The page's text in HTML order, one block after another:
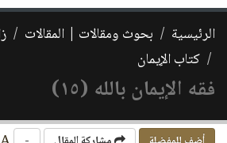
الرئيسية بحوث ومقالات | المقالات
كتاب الإيمان
فقه الإيمان بالله (١٥)